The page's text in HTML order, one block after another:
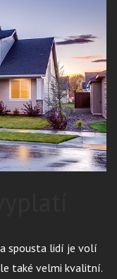
spousta lidí je volí
také velmi kvalitní.